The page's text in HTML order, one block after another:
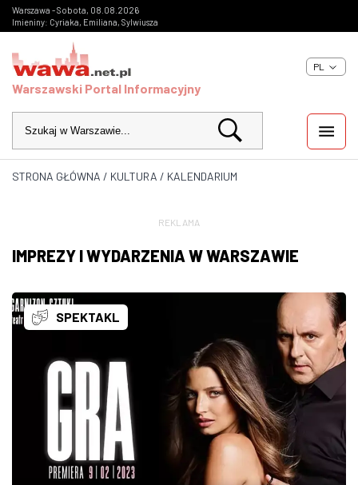
Warszawa - Sobota, 08.08.2026
Imieniny: Cyriaka, Emiliana, Sylwiusza
Warszawski Portal Informacyjny
PL
WIADOMOŚCI
IMPREZY
KULTURA
ZDJĘCIA
W WARSZAWIE
MARKETPLACE
STRONA GŁÓWNA / KULTURA / KALENDARIUM
REKLAMA
IMPREZY I WYDARZENIA W WARSZAWIE
SPEKTAKL